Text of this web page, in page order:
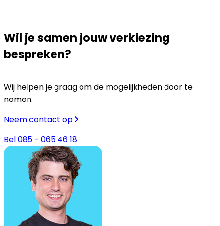
Wil je samen jouw verkiezing
bespreken?
Wij helpen je graag om de mogelijkheden door te
nemen.
Neem contact op
Bel 085 - 065 46 18